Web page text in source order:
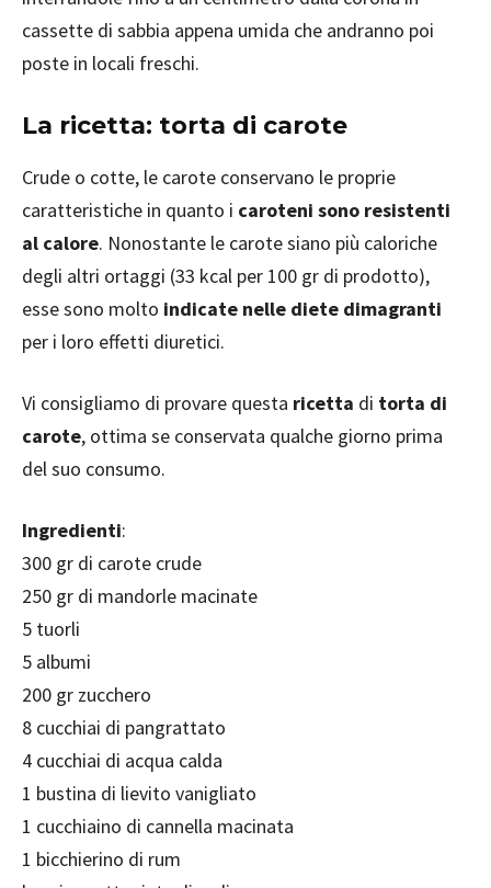
cassette di sabbia appena umida che andranno poi
poste in locali freschi.
La ricetta: torta di carote
Crude o cotte, le carote conservano le proprie
caratteristiche in quanto i caroteni sono resistenti
al calore. Nonostante le carote siano più caloriche
degli altri ortaggi (33 kcal per 100 gr di prodotto),
esse sono molto indicate nelle diete dimagranti
per i loro effetti diuretici.
Vi consigliamo di provare questa ricetta di torta di
carote, ottima se conservata qualche giorno prima
del suo consumo.
Ingredienti:
300 gr di carote crude
250 gr di mandorle macinate
5 tuorli
5 albumi
200 gr zucchero
8 cucchiai di pangrattato
4 cucchiai di acqua calda
1 bustina di lievito vanigliato
1 cucchiaino di cannella macinata
1 bicchierino di rum